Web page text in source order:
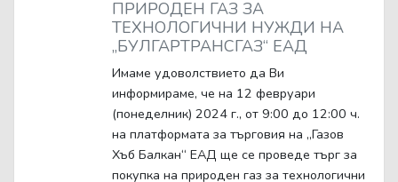
ПРИРОДЕН ГАЗ ЗА
ТЕХНОЛОГИЧНИ НУЖДИ НА
„БУЛГАРТРАНСГАЗ“ ЕАД
Имаме удоволствието да Ви
информираме, че на 12 февруари
(понеделник) 2024 г., от 9:00 до 12:00 ч.
на платформата за търговия на „Газов
Хъб Балкан“ ЕАД ще се проведе търг за
покупка на природен газ за технологични